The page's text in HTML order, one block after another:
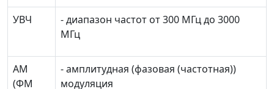
УВЧ
- диапазон частот от 300 МГц до 3000
МГц
AM
(ФМ
- амплитудная (фазовая (частотная))
модуляция